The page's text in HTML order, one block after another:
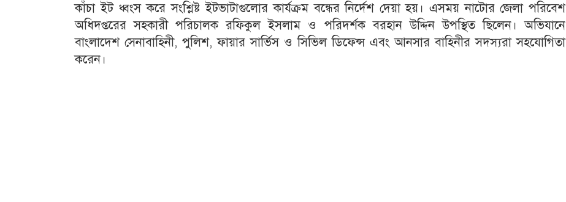
কাঁচা ইট ধ্বংস করে সংশ্লিষ্ট ইটভাটাগুলোর কার্যক্রম বন্ধের নির্দেশ দেয়া হয়। এসময় নাটোর জেলা পরিবেশ
অধিদপ্তরের সহকারী পরিচালক রফিকুল ইসলাম ও পরিদর্শক বরহান উদ্দিন উপস্থিত ছিলেন। অভিযানে
বাংলাদেশ সেনাবাহিনী, পুলিশ, ফায়ার সার্ভিস ও সিভিল ডিফেন্স এবং আনসার বাহিনীর সদস্যরা সহযোগিতা
করেন।